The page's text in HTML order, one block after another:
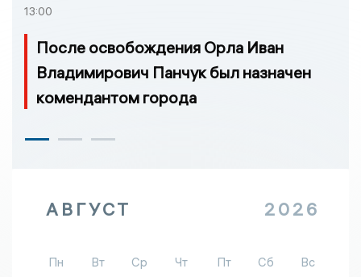
13:00
После освобождения Орла Иван
Владимирович Панчук был назначен
комендантом города
АВГУСТ 2026
Пн Вт Ср Чт Пт Сб
Вс